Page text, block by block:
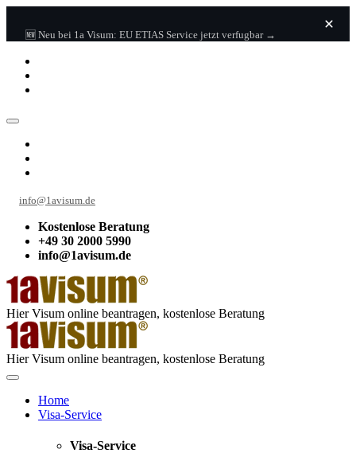
🆕 Neu bei 1a Visum: EU ETIAS Service jetzt verfugbar →
CDAC) + 🎉 kostenloses eSIM →
info@1avisum.de
Kostenlose Beratung
+49 30 2000 5990
info@1avisum.de
Hier Visum online beantragen, kostenlose Beratung
Hier Visum online beantragen, kostenlose Beratung
Home
Visa-Service
Visa-Service